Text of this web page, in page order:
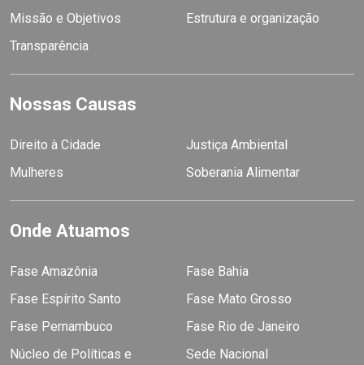
Missão e Objetivos
Estrutura e organização
Transparência
Nossas Causas
Direito à Cidade
Justiça Ambiental
Mulheres
Soberania Alimentar
Onde Atuamos
Fase Amazônia
Fase Bahia
Fase Espírito Santo
Fase Mato Grosso
Fase Pernambuco
Fase Rio de Janeiro
Núcleo de Políticas e
Sede Nacional